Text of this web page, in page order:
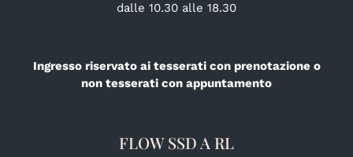
dalle 10.30 alle 18.30
Ingresso riservato ai tesserati con prenotazione o
non tesserati con appuntamento
FLOW SSD A RL